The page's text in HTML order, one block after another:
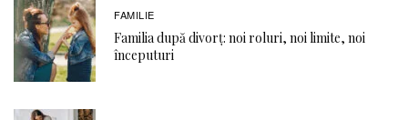
FAMILIE
Familia după divorț: noi roluri, noi limite, noi
începuturi